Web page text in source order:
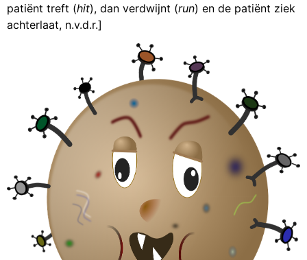
patiënt treft (hit), dan verdwijnt (run) en de patiënt ziek
achterlaat, n.v.d.r.]